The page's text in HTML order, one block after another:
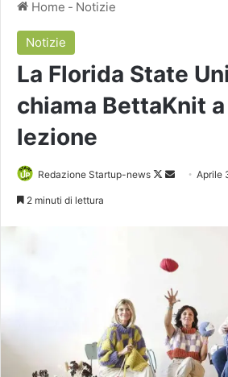
Home - Notizie
Notizie
La Florida State
chiama BettaKnit
lezione
Redazione Startup-news
Follow
Invia Aprile
2 minuti di lettura